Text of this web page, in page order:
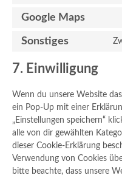
Google Maps
Sonstiges
7. Einwilligung
Wenn du unsere Website
ein Pop-Up mit einer
„Einstellungen speichern“
alle von dir gewählten
dieser Cookie-Erklärung
Verwendung von Cookies
bitte beachte, dass unsere